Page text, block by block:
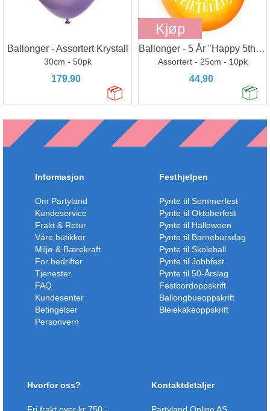
Ballonger - Assortert Krystall
30cm - 50pk
179,90
Kjøp
Ballonger - 5 År "Happy 5th Birthday"
Assortert - 25cm - 10pk
44,90
Informasjon
Om Partyland
Kundeservice
Frakt & Retur
Våre butikker
Miljø & Bærekraft
For bedrifter
Tjenester
FAQ
Kundesenter
Betingelser
Personvern
Festhjelpen
Pynte til Sommerfest
Pynte til Oktoberfest
Pynte til Halloween
Pynte til Barnebursdag
Pynte til Skoleball
Pynte til Jobbfest
Pynte til 50-Årslag
Festbordoppskrift
Ballongbueoppskrift
Bleiekakeoppskrift
Hvorfor oss? Kontaktdetaljer